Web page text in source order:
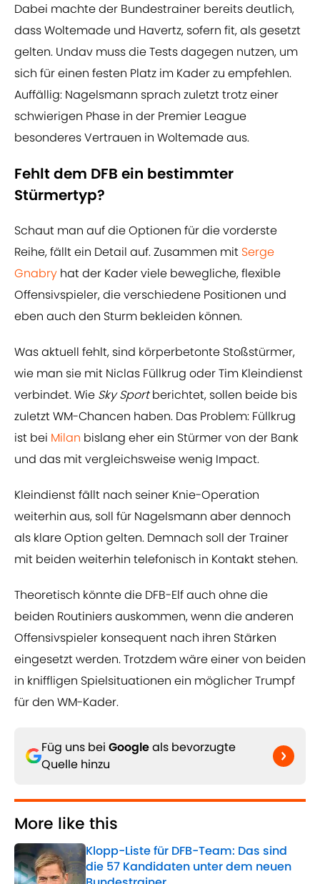
Dabei machte der Bundestrainer bereits deutlich,
dass Woltemade und Havertz, sofern fit, als gesetzt
gelten. Undav muss die Tests dagegen nutzen, um
sich für einen festen Platz im Kader zu empfehlen.
Auffällig: Nagelsmann sprach zuletzt trotz einer
schwierigen Phase in der Premier League
besonderes Vertrauen in Woltemade aus.
Fehlt dem DFB ein bestimmter
Stürmertyp?
Schaut man auf die Optionen für die vorderste
Reihe, fällt ein Detail auf. Zusammen mit Serge
Gnabry hat der Kader viele bewegliche, flexible
Offensivspieler, die verschiedene Positionen und
eben auch den Sturm bekleiden können.
Was aktuell fehlt, sind körperbetonte Stoßstürmer,
wie man sie mit Niclas Füllkrug oder Tim Kleindienst
verbindet. Wie Sky Sportberichtet, sollen beide bis
zuletzt WM-Chancen haben. Das Problem: Füllkrug
ist bei Milan bislang eher ein Stürmer von der Bank
und das mit vergleichsweise wenig Impact.
Kleindienst fällt nach seiner Knie-Operation
weiterhin aus, soll für Nagelsmann aber dennoch
als klare Option gelten. Demnach soll der Trainer
mit beiden weiterhin telefonisch in Kontakt stehen.
Theoretisch könnte die DFB-Elf auch ohne die
beiden Routiniers auskommen, wenn die anderen
Offensivspieler konsequent nach ihren Stärken
eingesetzt werden. Trotzdem wäre einer von beiden
in kniffligen Spielsituationen ein möglicher Trumpf
für den WM-Kader.
Füg uns bei Googleals bevorzugte
Quelle hinzu
More like this
Klopp-Liste für DFB-Team: Das sind
die 57 Kandidaten unter dem neuen